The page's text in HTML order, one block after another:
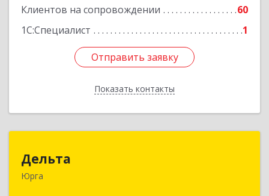
Клиентов на сопровождении
60
1С:Специалист
1
Отправить заявку
Показать контакты
Отправить заявку
Назад
Дельта
Юрга